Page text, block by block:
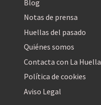
Blog
Notas de prensa
Huellas del pasado
Quiénes somos
Contacta con La Huella
Política de cookies
Aviso Legal